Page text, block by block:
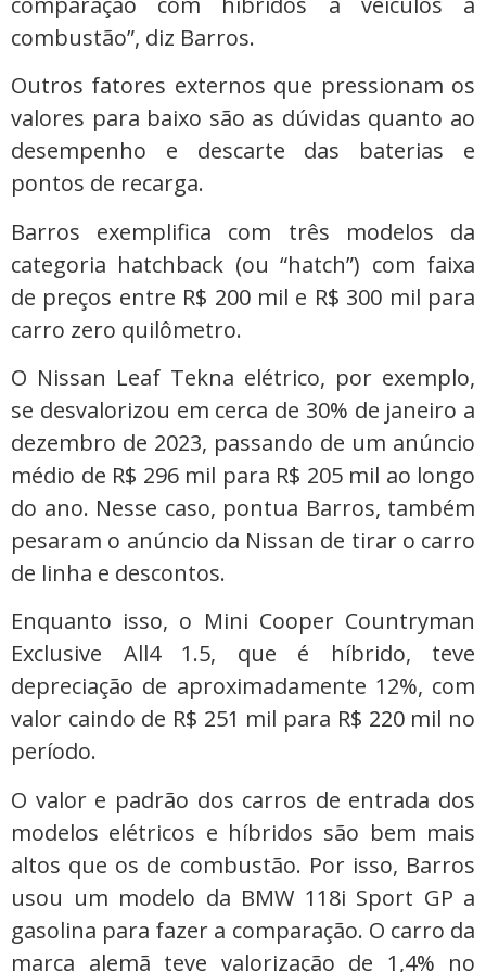
combustão”, diz Barros.
Outros fatores externos que pressionam os
valores para baixo são as dúvidas quanto ao
desempenho e descarte das baterias e
pontos de recarga.
Barros exemplifica com três modelos da
categoria hatchback (ou “hatch”) com faixa
de preços entre R$ 200 mil e R$ 300 mil para
carro zero quilômetro.
O Nissan Leaf Tekna elétrico, por exemplo,
se desvalorizou em cerca de 30% de janeiro a
dezembro de 2023, passando de um anúncio
médio de R$ 296 mil para R$ 205 mil ao longo
do ano. Nesse caso, pontua Barros, também
pesaram o anúncio da Nissan de tirar o carro
de linha e descontos.
Enquanto isso, o Mini Cooper Countryman
Exclusive All4 1.5, que é híbrido, teve
depreciação de aproximadamente 12%, com
valor caindo de R$ 251 mil para R$ 220 mil no
período.
O valor e padrão dos carros de entrada dos
modelos elétricos e híbridos são bem mais
altos que os de combustão. Por isso, Barros
usou um modelo da BMW 118i Sport GP a
gasolina para fazer a comparação. O carro da
marca alemã teve valorização de 1,4% no